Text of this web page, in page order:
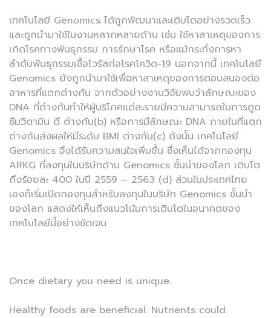
เทคโนโลยี Genomics ได้ถูกพัฒนาและเติบโตอย่างรวดเร็ว
และถูกนำมาใช้ในงานหลากหลายด้าน เช่น ใช้หาสาเหตุของการ
เกิดโรคทางพันธุกรรม การรักษาโรค หรือแม้กระทั่งการหา
ลำดับพันธุกรรมเชื้อไวรัสก่อโรคโควิด-19 นอกจากนี้ เทคโนโลยี
Genomics ยังถูกนำมาใช้เพื่อหาสาเหตุของการตอบสนองต่อ
อาหารที่แตกต่างกัน จากตัวอย่างงานวิจัยพบว่าลักษณะของ
DNA ที่ต่างกันทำให้ผู้บริโภคแต่ละรายมีความสามารถในการดูด
ซึมวิตามิน ดี ต่างกัน(b) หรือการมีลักษณะ DNA ภายในที่แตก
ต่างกันส่งผลให้มีระดับ BMI ต่างกัน(c) ดังนั้น เทคโนโลยี
Genomics จึงได้รับความสนใจเพิ่มขึ้น ซึ่งเห็นได้จากกองทุน
ARKG ที่ลงทุนในบริษัทด้าน Genomics ชั้นนำของโลก เติบโต
ถึงร้อยละ 400 ในปี 2559 – 2563 (d) ส่วนในประเทศไทย
เองก็เริ่มเปิดกองทุนสำหรับลงทุนในบริษัท Genomics ชั้นนำ
ของโลก แสดงให้เห็นถึงแนวโน้มการเติบโตในอนาคตของ
เทคโนโลยีนี้อย่างชัดเจน
Once dietary you need is unique.
Healthy foods are beneficial. Nutrients could